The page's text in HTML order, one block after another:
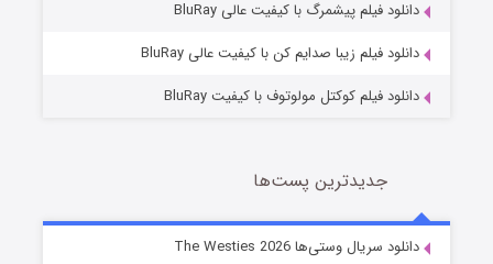
خاندان اژدها فصل ۳
دانلود فیلم پیشمرگ با کیفیت عالی BluRay
دانلود فیلم زیبا صدایم کن با کیفیت عالی BluRay
دانلود فیلم کوکتل مولوتوف با کیفیت BluRay
جدیدترین پست‌ها
دانلود سریال وستی‌ها The Westies 2026